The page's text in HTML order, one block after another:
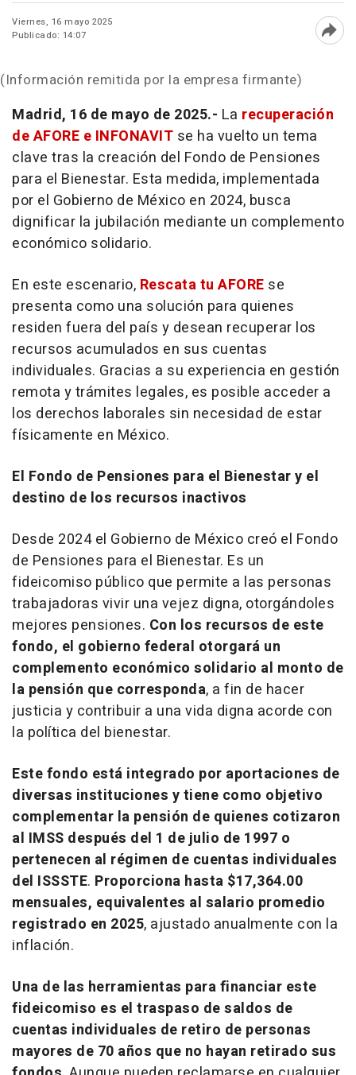
Viernes, 16 mayo 2025
Publicado: 14:07
(Información remitida por la empresa firmante)
Madrid, 16 de mayo de 2025.- La recuperación
de AFORE e INFONAVIT se ha vuelto un tema
clave tras la creación del Fondo de Pensiones
para el Bienestar. Esta medida, implementada
por el Gobierno de México en 2024, busca
dignificar la jubilación mediante un complemento
económico solidario.
En este escenario, Rescata tu AFORE se
presenta como una solución para quienes
residen fuera del país y desean recuperar los
recursos acumulados en sus cuentas
individuales. Gracias a su experiencia en gestión
remota y trámites legales, es posible acceder a
los derechos laborales sin necesidad de estar
físicamente en México.
El Fondo de Pensiones para el Bienestar y el
destino de los recursos inactivos
Desde 2024 el Gobierno de México creó el Fondo
de Pensiones para el Bienestar. Es un
fideicomiso público que permite a las personas
trabajadoras vivir una vejez digna, otorgándoles
mejores pensiones. Con los recursos de este
fondo, el gobierno federal otorgará un
complemento económico solidario al monto de
la pensión que corresponda, a fin de hacer
justicia y contribuir a una vida digna acorde con
la política del bienestar.
Este fondo está integrado por aportaciones de
diversas instituciones y tiene como objetivo
complementar la pensión de quienes cotizaron
al IMSS después del 1 de julio de 1997 o
pertenecen al régimen de cuentas individuales
del ISSSTE. Proporciona hasta $17,364.00
mensuales, equivalentes al salario promedio
registrado en 2025, ajustado anualmente con la
inflación.
Una de las herramientas para financiar este
fideicomiso es el traspaso de saldos de
cuentas individuales de retiro de personas
mayores de 70 años que no hayan retirado sus